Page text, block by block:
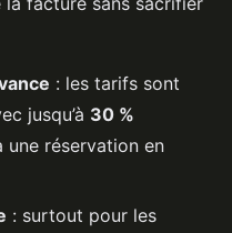
: les tarifs sont
jusqu’à 30 %
réservation en
: surtout pour les